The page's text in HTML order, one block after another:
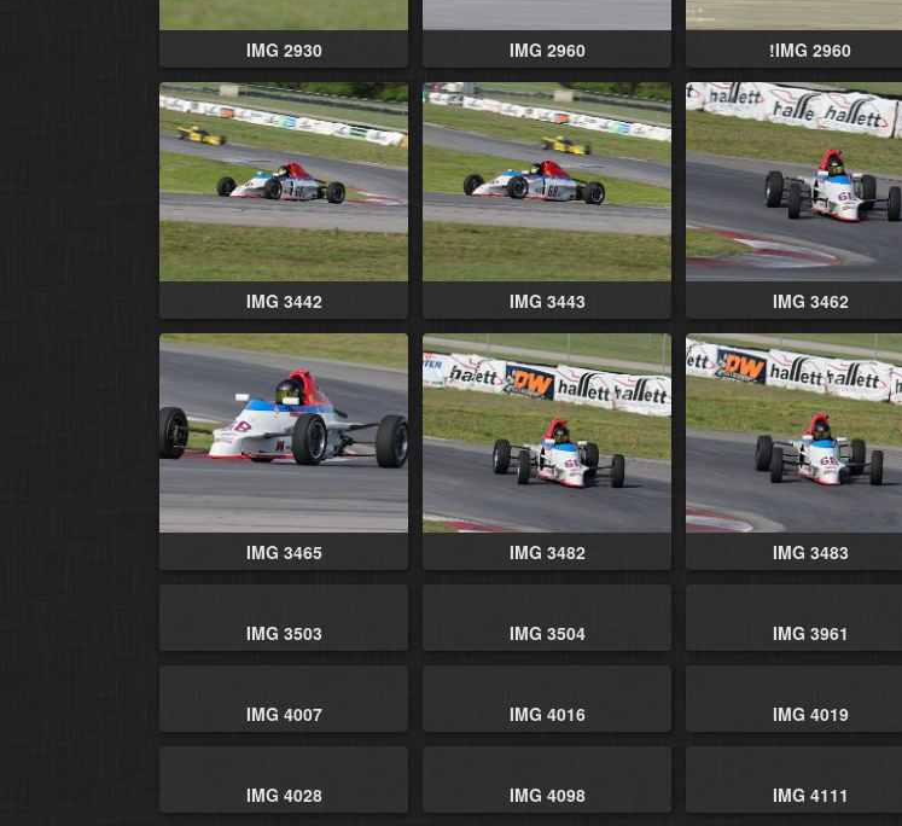
IMG 2930 IMG 2960 !IMG 2960
IMG 3442 IMG 3443 IMG 3462
IMG 3465 IMG 3482 IMG 3483
IMG 3503 IMG 3504 IMG 3961
IMG 4007 IMG 4016 IMG 4019
IMG 4028 IMG 4098 IMG 4111